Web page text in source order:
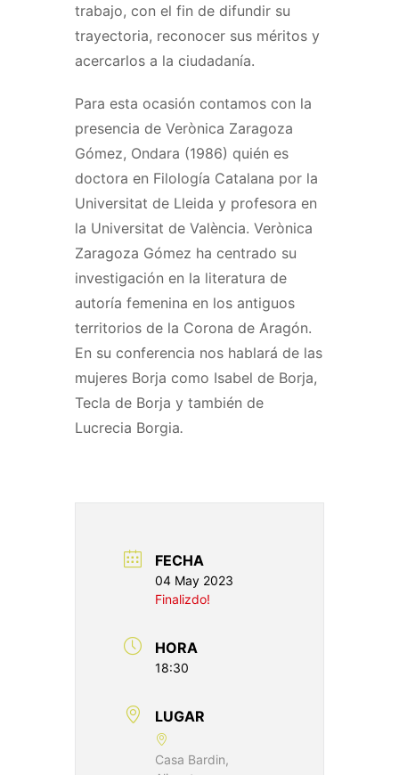
trabajo, con el fin de difundir su
trayectoria, reconocer sus méritos y
acercarlos a la ciudadanía.
Para esta ocasión contamos con la
presencia de Verònica Zaragoza
Gómez, Ondara (1986) quién es
doctora en Filología Catalana por la
Universitat de Lleida y profesora en
la Universitat de València. Verònica
Zaragoza Gómez ha centrado su
investigación en la literatura de
autoría femenina en los antiguos
territorios de la Corona de Aragón.
En su conferencia nos hablará de las
mujeres Borja como Isabel de Borja,
Tecla de Borja y también de
Lucrecia Borgia.
FECHA
04 May 2023
Finalizdo!
HORA
18:30
LUGAR
Casa Bardin,